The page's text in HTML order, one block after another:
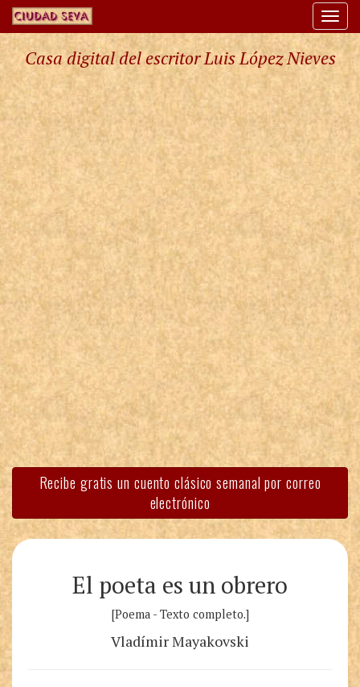
Casa digital del escritor Luis López Nieves
Recibe gratis un cuento clásico semanal por correo
electrónico
El poeta es un obrero
[Poema - Texto completo.]
Vladímir Mayakovski